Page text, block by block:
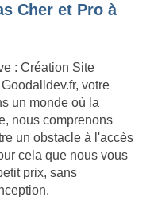
Cher et Pro à
: Création Site
votre
un monde où la
nous comprenons
un obstacle à l'accès
cela que nous vous
prix, sans